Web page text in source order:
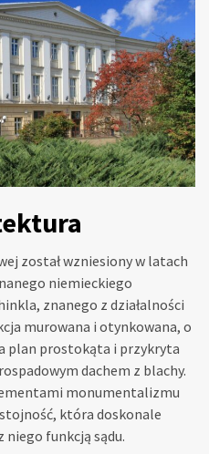
został wzniesiony w latach
niemieckiego
znanego z działalności
murowana i otynkowana, o
plan prostokąta i przykryta
dachem z blachy.
monumentalizmu
która doskonale
niego funkcją sądu.